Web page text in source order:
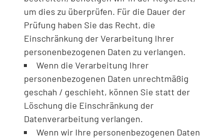
um dies zu überprüfen. Für die Dauer der
Prüfung haben Sie das Recht, die
Einschränkung der Verarbeitung Ihrer
personenbezogenen Daten zu verlangen.
Wenn die Verarbeitung Ihrer
personenbezogenen Daten unrechtmäßig
geschah / geschieht, können Sie statt der
Löschung die Einschränkung der
Datenverarbeitung verlangen.
Wenn wir Ihre personenbezogenen Daten